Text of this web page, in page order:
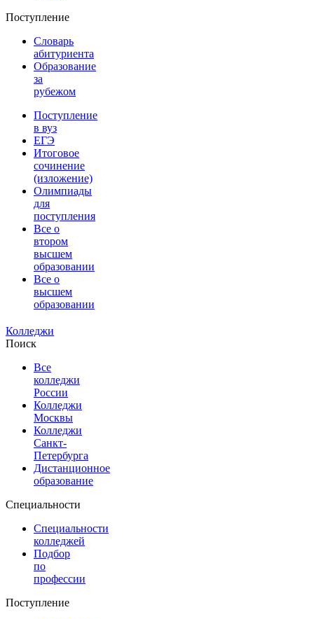
Поступление
Словарь
абитуриента
Образование
за
рубежом
Поступление
в вуз
ЕГЭ
Итоговое
сочинение
(изложение)
Олимпиады
для
поступления
Все о
втором
высшем
образовании
Все о
высшем
образовании
Колледжи
Поиск
Все
колледжи
России
Колледжи
Москвы
Колледжи
Санкт-
Петербурга
Дистанционное
образование
Специальности
Специальности
колледжей
Подбор
по
профессии
Поступление